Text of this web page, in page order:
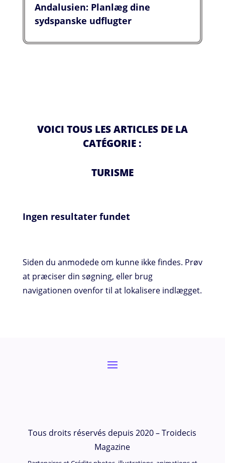
Andalusien: Planlæg dine
sydspanske udflugter
VOICI TOUS LES ARTICLES DE LA
CATÉGORIE :
TURISME
Ingen resultater fundet
Siden du anmodede om kunne ikke findes. Prøv
at præciser din søgning, eller brug
navigationen ovenfor til at lokalisere indlægget.
Tous droits réservés depuis 2020 – Troidecis
Magazine